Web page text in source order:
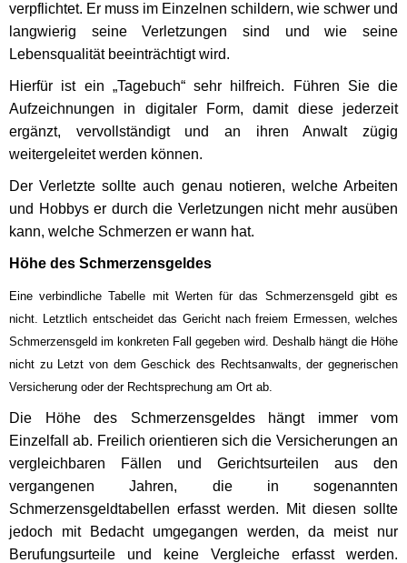
verpflichtet. Er muss im Einzelnen schildern, wie schwer und
langwierig seine Verletzungen sind und wie seine
Lebensqualität beeinträchtigt wird.
Hierfür ist ein „Tagebuch“ sehr hilfreich. Führen Sie die
Aufzeichnungen in digitaler Form, damit diese jederzeit
ergänzt, vervollständigt und an ihren Anwalt zügig
weitergeleitet werden können.
Der Verletzte sollte auch genau notieren, welche Arbeiten
und Hobbys er durch die Verletzungen nicht mehr ausüben
kann, welche Schmerzen er wann hat.
Höhe des Schmerzensgeldes
Eine verbindliche Tabelle mit Werten für das Schmerzensgeld gibt es
nicht. Letztlich entscheidet das Gericht nach freiem Ermessen, welches
Schmerzensgeld im konkreten Fall gegeben wird. Deshalb hängt die Höhe
nicht zu Letzt von dem Geschick des Rechtsanwalts, der gegnerischen
Versicherung oder der Rechtsprechung am Ort ab.
Die Höhe des Schmerzensgeldes hängt immer vom
Einzelfall ab. Freilich orientieren sich die Versicherungen an
vergleichbaren Fällen und Gerichtsurteilen aus den
vergangenen Jahren, die in sogenannten
Schmerzensgeldtabellen erfasst werden. Mit diesen sollte
jedoch mit Bedacht umgegangen werden, da meist nur
Berufungsurteile und keine Vergleiche erfasst werden.